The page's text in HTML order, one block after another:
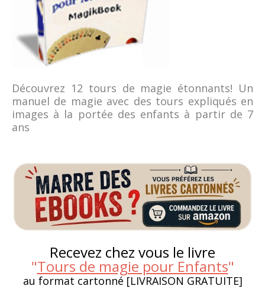
Découvrez 12 tours de magie étonnants! Un
manuel de magie avec des tours expliqués en
images à la portée des enfants à partir de 7
ans
Recevez chez vous le livre
"Tours de magie pour Enfants"
au format cartonné [LIVRAISON GRATUITE]